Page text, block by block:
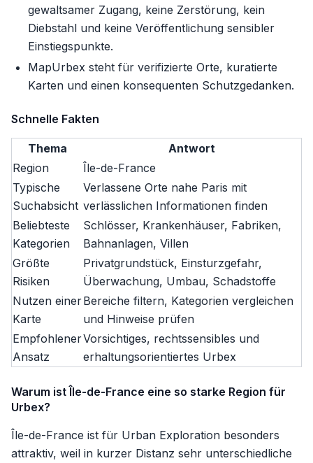
gewaltsamer Zugang, keine Zerstörung, kein
Diebstahl und keine Veröffentlichung sensibler
Einstiegspunkte.
MapUrbex steht für verifizierte Orte, kuratierte
Karten und einen konsequenten Schutzgedanken.
Schnelle Fakten
Thema
Antwort
Region
Île-de-France
Typische
Suchabsicht
Verlassene Orte nahe Paris mit
verlässlichen Informationen finden
Beliebteste
Kategorien
Schlösser, Krankenhäuser, Fabriken,
Bahnanlagen, Villen
Größte
Risiken
Privatgrundstück, Einsturzgefahr,
Überwachung, Umbau, Schadstoffe
Nutzen einer
Karte
Bereiche filtern, Kategorien vergleichen
und Hinweise prüfen
Empfohlener
Ansatz
Vorsichtiges, rechtssensibles und
erhaltungsorientiertes Urbex
Warum ist Île-de-France eine so starke Region für
Urbex?
Île-de-France ist für Urban Exploration besonders
attraktiv, weil in kurzer Distanz sehr unterschiedliche